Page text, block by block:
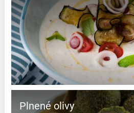
Plnené olivy